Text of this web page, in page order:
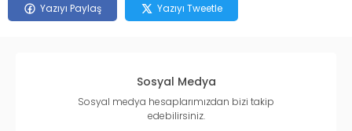
Yazıyı Paylaş Yazıyı Tweetle
Sosyal Medya
Sosyal medya hesaplarımızdan bizi takip
edebilirsiniz.